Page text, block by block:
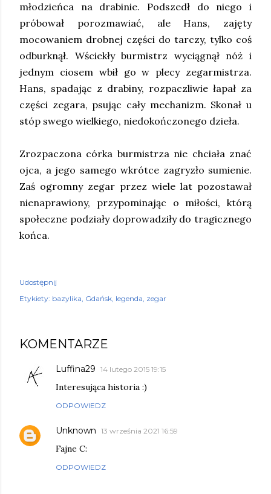
młodzieńca na drabinie. Podszedł do niego i
próbował porozmawiać, ale Hans, zajęty
mocowaniem drobnej części do tarczy, tylko coś
odburknął. Wściekły burmistrz wyciągnął nóż i
jednym ciosem wbił go w plecy zegarmistrza.
Hans, spadając z drabiny, rozpaczliwie łapał za
części zegara, psując cały mechanizm. Skonał u
stóp swego wielkiego, niedokończonego dzieła.
Zrozpaczona córka burmistrza nie chciała znać
ojca, a jego samego wkrótce zagryzło sumienie.
Zaś ogromny zegar przez wiele lat pozostawał
nienaprawiony, przypominając o miłości, którą
społeczne podziały doprowadziły do tragicznego
końca.
Udostępnij
Etykiety: bazylika Gdańsk legenda zegar
KOMENTARZE
Luffina29 14 lutego 2015 19:15
Interesująca historia :)
ODPOWIEDZ
Unknown 13 września 2021 16:59
Fajne C:
ODPOWIEDZ